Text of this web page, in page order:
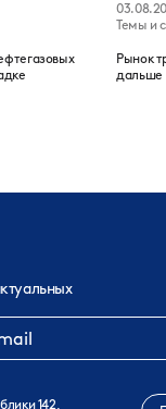
Темы и
Рынок
дальше
142,